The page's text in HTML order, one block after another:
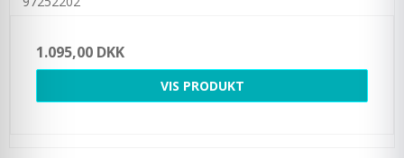
1.095,00 DKK
VIS PRODUKT